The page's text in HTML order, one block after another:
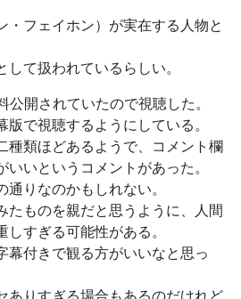
・フェイホン）が実在する人物と
て扱われているらしい。
開されていたので視聴した。
で視聴するようにしている。
種類ほどあるようで、コメント欄
いというコメントがあった。
りなのかもしれない。
たものを親だと思うように、人間
すぎる可能性がある。
幕付きで観る方がいいなと思っ